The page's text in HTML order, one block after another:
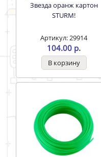
3,0мм GT3535-3.0-8-15 15м
Звезда оранж картон
Артикул: 29914
104.00 р.